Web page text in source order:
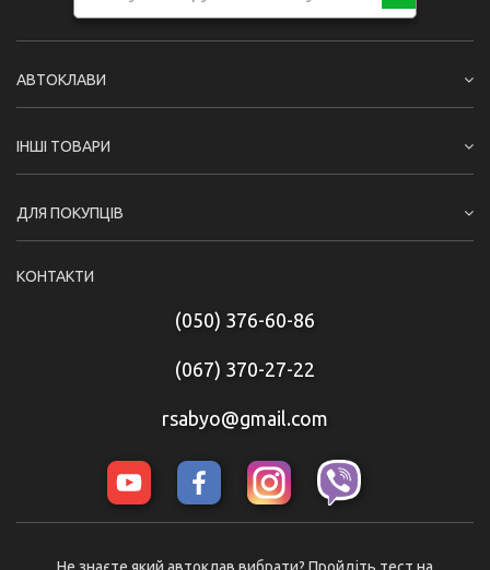
АВТОКЛАВИ
ІНШІ ТОВАРИ
ДЛЯ ПОКУПЦІВ
КОНТАКТИ
(050) 376-60-86
(067) 370-27-22
rsabyo@gmail.com